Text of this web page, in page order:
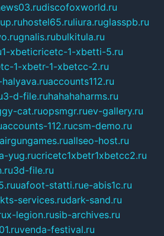
discofoxworld.ru
hostel65.ruliura.ruglasspb.ru
gnalis.rubulkitula.ru
1-xbeticricetc-1-xbetti-5.ru
1-xbetr-1-xbetcc-2.ru
accounts112.ru
3-d-file.ruhahahaharms.ru
cat.ruopsmgr.ruev-gallery.ru
accounts-112.rucsm-demo.ru
airgungames.ruallseo-host.ru
yug.rucricetc1xbetr1xbetcc2.ru
3d-file.ru
uafoot-statti.rue-abis1c.ru
kts-services.rudark-sand.ru
x-legion.rusib-archives.ru
venda-festival.ru